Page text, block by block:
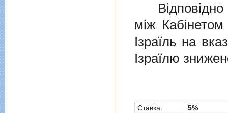
Відповідно
мiж Кабінетом
Ізраїль на
Ізраїлю
Cтавка
5%